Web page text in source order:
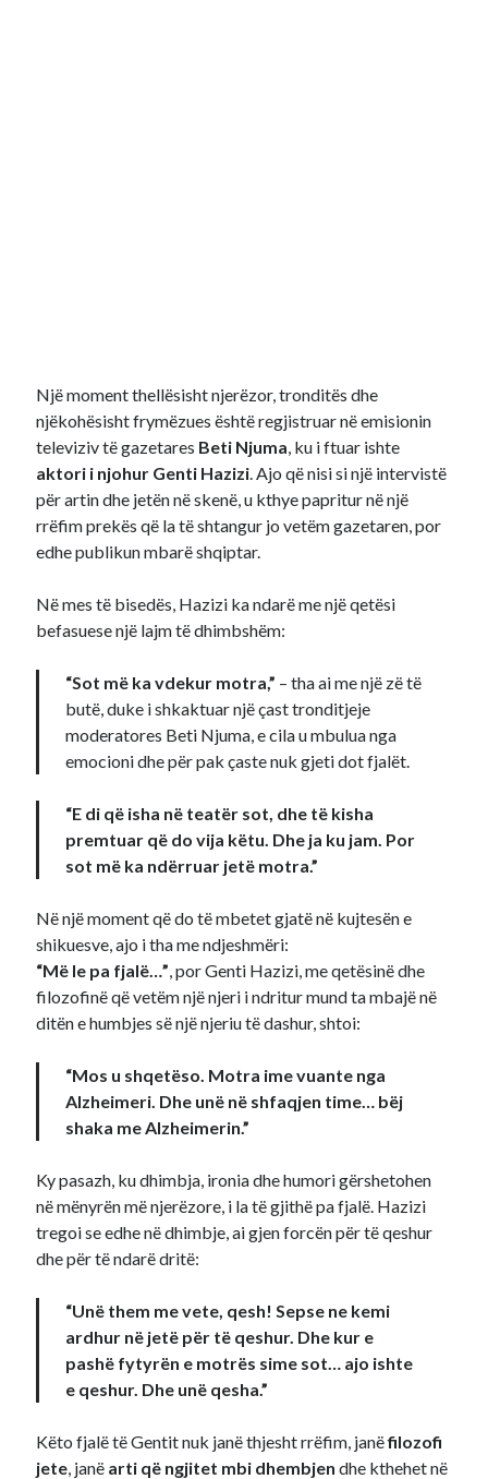
Një moment thellësisht njerëzor, tronditës dhe
njëkohësisht frymëzues është regjistruar në emisionin
televiziv të gazetares Beti Njuma, ku i ftuar ishte
aktori i njohur Genti Hazizi. Ajo që nisi si një intervistë
për artin dhe jetën në skenë, u kthye papritur në një
rrëfim prekës që la të shtangur jo vetëm gazetaren, por
edhe publikun mbarë shqiptar.
Në mes të bisedës, Hazizi ka ndarë me një qetësi
befasuese një lajm të dhimbshëm:
“Sot më ka vdekur motra,” – tha ai me një zë të
butë, duke i shkaktuar një çast tronditjeje
moderatores Beti Njuma, e cila u mbulua nga
emocioni dhe për pak çaste nuk gjeti dot fjalët.
“E di që isha në teatër sot, dhe të kisha
premtuar që do vija këtu. Dhe ja ku jam. Por
sot më ka ndërruar jetë motra.”
Në një moment që do të mbetet gjatë në kujtesën e
shikuesve, ajo i tha me ndjeshmëri:
“Më le pa fjalë…”, por Genti Hazizi, me qetësinë dhe
filozofinë që vetëm një njeri i ndritur mund ta mbajë në
ditën e humbjes së një njeriu të dashur, shtoi:
“Mos u shqetëso. Motra ime vuante nga
Alzheimeri. Dhe unë në shfaqjen time… bëj
shaka me Alzheimerin.”
Ky pasazh, ku dhimbja, ironia dhe humori gërshetohen
në mënyrën më njerëzore, i la të gjithë pa fjalë. Hazizi
tregoi se edhe në dhimbje, ai gjen forcën për të qeshur
dhe për të ndarë dritë:
“Unë them me vete, qesh! Sepse ne kemi
ardhur në jetë për të qeshur. Dhe kur e
pashë fytyrën e motrës sime sot… ajo ishte
e qeshur. Dhe unë qesha.”
Këto fjalë të Gentit nuk janë thjesht rrëfim, janëfilozofi
jete, janë arti që ngjitet mbi dhembjen dhe kthehet në